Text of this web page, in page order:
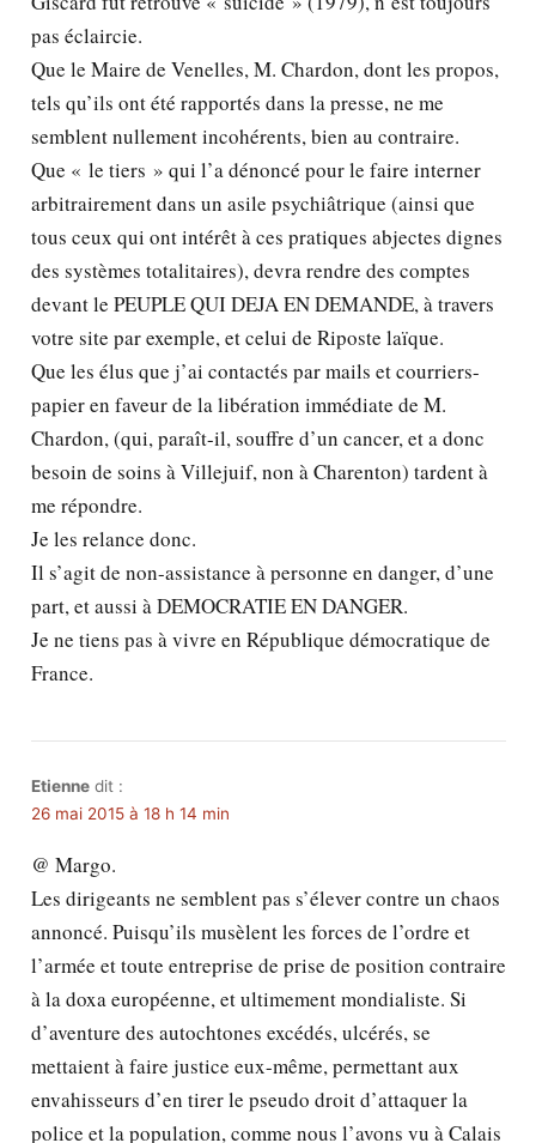
pas éclaircie.
Que le Maire de Venelles, M. Chardon, dont les propos,
tels qu’ils ont été rapportés dans la presse, ne me
semblent nullement incohérents, bien au contraire.
Que « le tiers » qui l’a dénoncé pour le faire interner
arbitrairement dans un asile psychiâtrique (ainsi que
tous ceux qui ont intérêt à ces pratiques abjectes dignes
des systèmes totalitaires), devra rendre des comptes
devant le PEUPLE QUI DEJA EN DEMANDE, à travers
votre site par exemple, et celui de Riposte laïque.
Que les élus que j’ai contactés par mails et courriers-
papier en faveur de la libération immédiate de M.
Chardon, (qui, paraît-il, souffre d’un cancer, et a donc
besoin de soins à Villejuif, non à Charenton) tardent à
me répondre.
Je les relance donc.
Il s’agit de non-assistance à personne en danger, d’une
part, et aussi à DEMOCRATIE EN DANGER.
Je ne tiens pas à vivre en République démocratique de
France.
Etienne dit :
26 mai 2015 à 18 h 14 min
@ Margo.
Les dirigeants ne semblent pas s’élever contre un chaos
annoncé. Puisqu’ils musèlent les forces de l’ordre et
l’armée et toute entreprise de prise de position contraire
à la doxa européenne, et ultimement mondialiste. Si
d’aventure des autochtones excédés, ulcérés, se
mettaient à faire justice eux-même, permettant aux
envahisseurs d’en tirer le pseudo droit d’attaquer la
police et la population, comme nous l’avons vu à Calais